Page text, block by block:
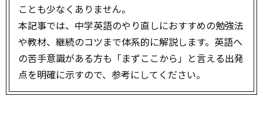
ことも少なくありません。
本記事では、中学英語のやり直しにおすすめの勉強法
や教材、継続のコツまで体系的に解説します。英語へ
の苦手意識がある方も「まずここから」と言える出発
点を明確に示すので、参考にしてください。